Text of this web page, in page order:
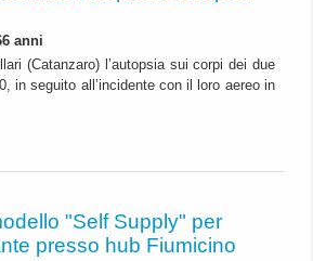
anni
(Catanzaro) l’autopsia sui corpi dei due
in seguito all’incidente con il loro aereo in
"Self Supply" per
presso hub Fiumicino